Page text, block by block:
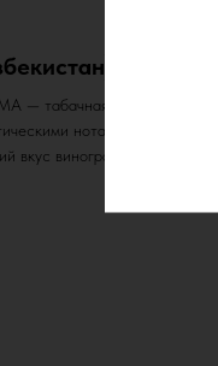
— табачная смесь с
нотами. При
вкус винограда.